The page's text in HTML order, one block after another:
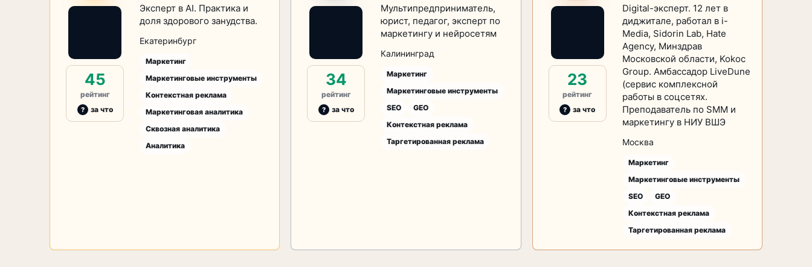
45
рейтинг
за что
Эксперт в AI. Практика и
доля здорового занудства.
Екатеринбург
Маркетинг
Маркетинговые инструменты
Контекстная реклама
Маркетинговая аналитика
Сквозная аналитика
Аналитика
34
рейтинг
за что
Мультипредприниматель,
юрист, педагог, эксперт по
маркетингу и нейросетям
Калининград
Маркетинг
Маркетинговые инструменты
SEO
GEO
Контекстная реклама
Таргетированная реклама
23
рейтинг
за что
Digital-эксперт. 12 лет в
диджитале, работал в i-
Media, Sidorin Lab, Hate
Agency, Минздрав
Московской области, Kokoc
Group. Амбассадор LiveDune
(сервис комплексной
работы в соцсетях.
Преподаватель по SMM и
маркетингу в НИУ ВШЭ
Москва
Маркетинг
Маркетинговые инструменты
SEO
GEO
Контекстная реклама
Таргетированная реклама